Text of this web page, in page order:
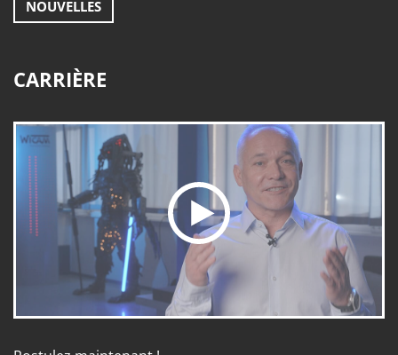
NOUVELLES
CARRIÈRE